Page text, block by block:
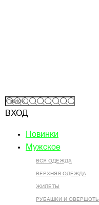
ВХОД
Новинки
Мужское
ВСЯ ОДЕЖДА
ВЕРХНЯЯ ОДЕЖДА
ЖИЛЕТЫ
РУБАШКИ И ОВЕРШОТЫ